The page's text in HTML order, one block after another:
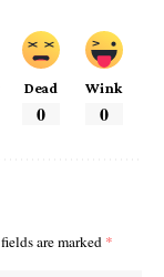
Dead
0
Wink
0
are marked *